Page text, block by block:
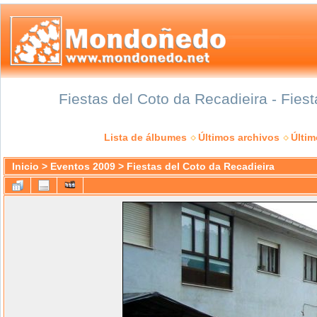
Fiestas del Coto da Recadieira -
Lista de álbumes Últimos archivos
Inicio > Eventos 2009 > Fiestas del Coto da Recadieira